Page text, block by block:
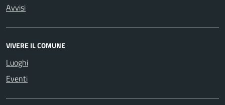
Avvisi
VIVERE IL COMUNE
Luoghi
Eventi